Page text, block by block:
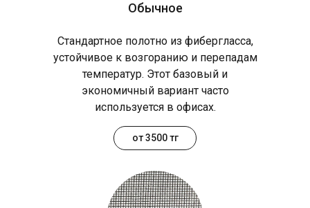
Обычное
Стандартное полотно из фибергласса,
устойчивое к возгоранию и перепадам
температур. Этот базовый и
экономичный вариант часто
используется в офисах.
от 3500 тг